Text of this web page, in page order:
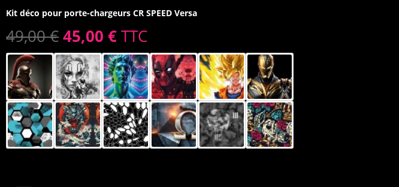
Kit déco pour porte-chargeurs CR SPEED Versa
49,00€Le
prix
initial
était :
49,00 €.
45,00€Le
prix
actuel
est :
45,00 €.
TTC